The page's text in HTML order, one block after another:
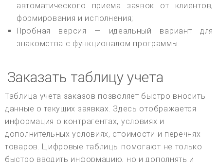
автоматического приема заявок от клиентов,
формирования и исполнения;
Пробная версия — идеальный вариант для
знакомства с функционалом программы.
Заказать таблицу учета
Таблица учета заказов позволяет быстро вносить
данные о текущих заявках. Здесь отображается
информация о контрагентах, условиях и
дополнительных условиях, стоимости и перечнях
товаров. Цифровые таблицы помогают не только
быстро вводить информацию, но и дополнять и